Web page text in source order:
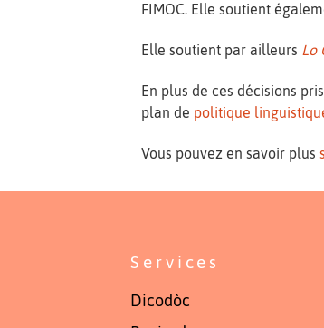
FIMOC. Elle soutient
Elle soutient par ailleurs Lo
En plus de ces décisions
plan de politique
Vous pouvez en savoir plus
Services
Dicodòc